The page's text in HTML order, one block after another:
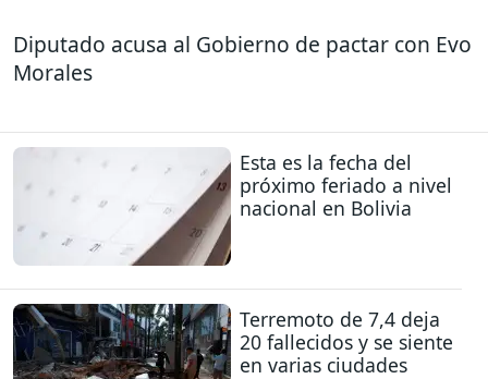
Diputado acusa al Gobierno de pactar con Evo
Morales
Esta es la fecha del
próximo feriado a nivel
nacional en Bolivia
Terremoto de 7,4 deja
20 fallecidos y se siente
en varias ciudades